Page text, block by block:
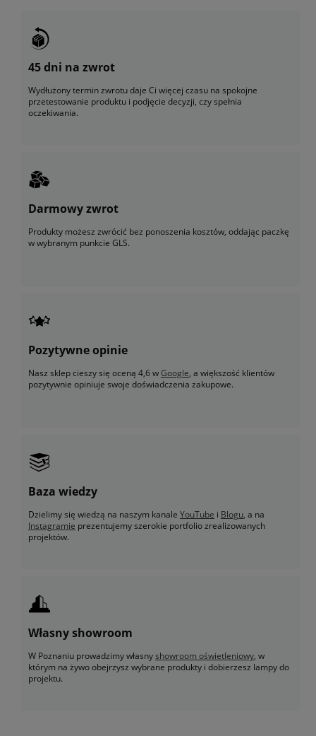
45 dni na zwrot
Wydłużony termin zwrotu daje Ci więcej czasu na spokojne
przetestowanie produktu i podjęcie decyzji, czy spełnia
oczekiwania.
Darmowy zwrot
Produkty możesz zwrócić bez ponoszenia kosztów, oddając paczkę
w wybranym punkcie GLS.
Pozytywne opinie
Nasz sklep cieszy się oceną 4,6 wGoogle, a większość klientów
pozytywnie opiniuje swoje doświadczenia zakupowe.
Baza wiedzy
Dzielimy się wiedzą na naszym kanale YouTube i Blogu, a na
Instagramie prezentujemy szerokie portfolio zrealizowanych
projektów.
Własny showroom
W Poznaniu prowadzimy własnyshowroom oświetleniowy, w
którym na żywo obejrzysz wybrane produkty i dobierzesz lampy do
projektu.